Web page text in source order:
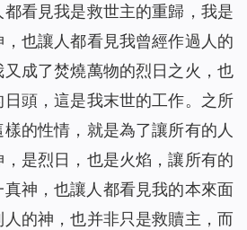
看見我是救世主的重歸，我是
也讓人都看見我曾經作過人的
成了焚燒萬物的烈日之火，也
頭，這是我末世的工作。之所
的性情，就是為了讓所有的人
是烈日，也是火焰，讓所有的
神，也讓人都看見我的本來面
的神，也并非只是救贖主，而